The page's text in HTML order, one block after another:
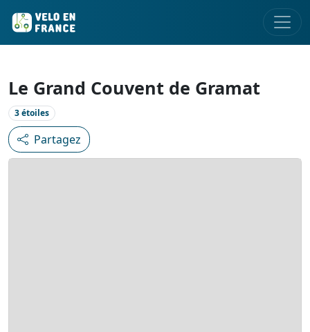
Le Grand Couvent de Gramat
3 étoiles
Partagez